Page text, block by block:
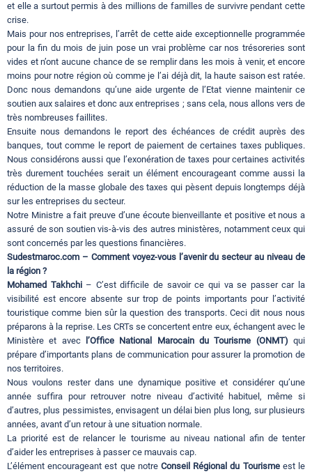
et elle a surtout permis à des millions de familles de survivre pendant cette
crise.
Mais pour nos entreprises, l’arrêt de cette aide exceptionnelle programmée
pour la fin du mois de juin pose un vrai problème car nos trésoreries sont
vides et n’ont aucune chance de se remplir dans les mois à venir, et encore
moins pour notre région où comme je l’ai déjà dit, la haute saison est ratée.
Donc nous demandons qu’une aide urgente de l’Etat vienne maintenir ce
soutien aux salaires et donc aux entreprises ; sans cela, nous allons vers de
très nombreuses faillites.
Ensuite nous demandons le report des échéances de crédit auprès des
banques, tout comme le report de paiement de certaines taxes publiques.
Nous considérons aussi que l’exonération de taxes pour certaines activités
très durement touchées serait un élément encourageant comme aussi la
réduction de la masse globale des taxes qui pèsent depuis longtemps déjà
sur les entreprises du secteur.
Notre Ministre a fait preuve d’une écoute bienveillante et positive et nous a
assuré de son soutien vis-à-vis des autres ministères, notamment ceux qui
sont concernés par les questions financières.
Sudestmaroc.com – Comment voyez-vous l’avenir du secteur au niveau de
la région ?
Mohamed Takhchi– C’est difficile de savoir ce qui va se passer car la
visibilité est encore absente sur trop de points importants pour l’activité
touristique comme bien sûr la question des transports. Ceci dit nous nous
préparons à la reprise. Les CRTs se concertent entre eux, échangent avec le
Ministère et avec
l’Office National Marocain du Tourisme (ONMT) qui
prépare d’importants plans de communication pour assurer la promotion de
nos territoires.
Nous voulons rester dans une dynamique positive et considérer qu’une
année suffira pour retrouver notre niveau d’activité habituel, même si
d’autres, plus pessimistes, envisagent un délai bien plus long, sur plusieurs
années, avant d’un retour à une situation normale.
La priorité est de relancer le tourisme au niveau national afin de tenter
d’aider les entreprises à passer ce mauvais cap.
L’élément encourageant est que notre Conseil Régional du Tourismeest le